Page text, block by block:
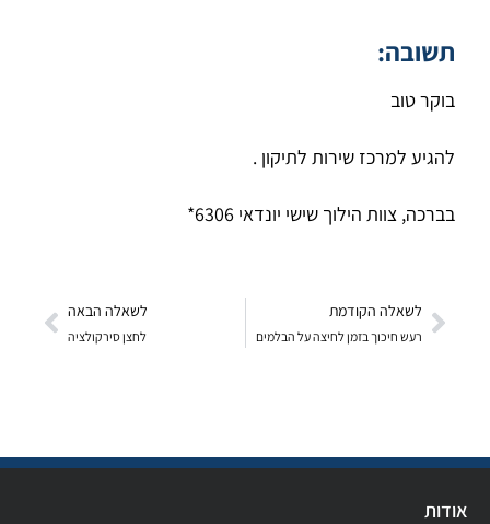
תשובה:
בוקר טוב
להגיע למרכז שירות לתיקון .
בברכה, צוות הילוך שישי יונדאי 6306*
לשאלה הקודמת
רעש חיכוך בזמן לחיצה על הבלמים
לשאלה הבאה
לחצן סירקולציה
אודות